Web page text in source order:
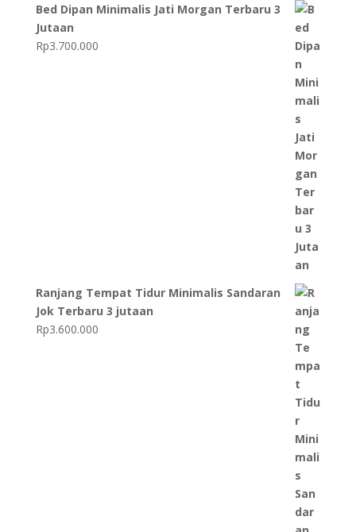
Bed Dipan Minimalis Jati Morgan Terbaru 3
Jutaan
Rp3.700.000
Ranjang Tempat Tidur Minimalis Sandaran
Jok Terbaru 3 jutaan
Rp3.600.000